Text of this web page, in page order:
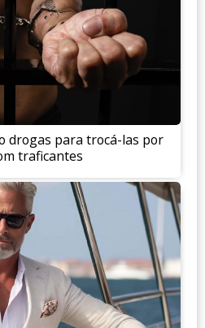
drogas para trocá-las por
traficantes